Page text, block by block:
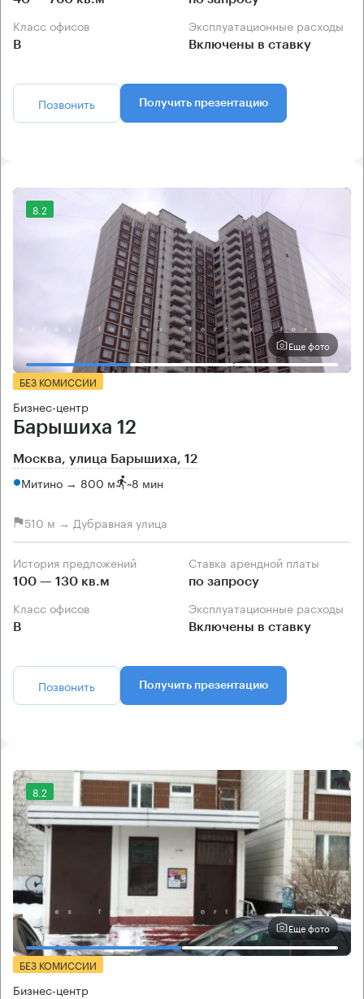
Класс офисов
B
Эксплуатационные расходы
Включены в ставку
Позвонить Получить презентацию
8.2
Еще фото
БЕЗ КОМИССИИ
Бизнес-центр
Барышиха 12
Москва, улица Барышиха, 12
Митино → 800 м ~8 мин
510 м → Дубравная улица
История предложений
100 — 130 кв.м
Ставка арендной платы
по запросу
Класс офисов
B
Эксплуатационные расходы
Включены в ставку
Позвонить Получить презентацию
8.2
Еще фото
БЕЗ КОМИССИИ
Бизнес-центр